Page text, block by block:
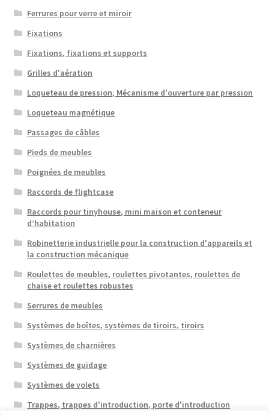
Ferrures pour verre et miroir
Fixations
Fixations, fixations et supports
Grilles d'aération
Loqueteau de pression, Mécanisme d'ouverture par pression
Loqueteau magnétique
Passages de câbles
Pieds de meubles
Poignées de meubles
Raccords de flightcase
Raccords pour tinyhouse, mini maison et conteneur
d’habitation
Robinetterie industrielle pour la construction d'appareils et
la construction mécanique
Roulettes de meubles, roulettes pivotantes, roulettes de
chaise et roulettes robustes
Serrures de meubles
Systèmes de boîtes, systèmes de tiroirs, tiroirs
Systèmes de charnières
Systèmes de guidage
Systèmes de volets
Trappes, trappes d'introduction, porte d'introduction